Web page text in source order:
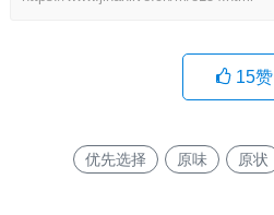
15赞
优先选择 原味 原状